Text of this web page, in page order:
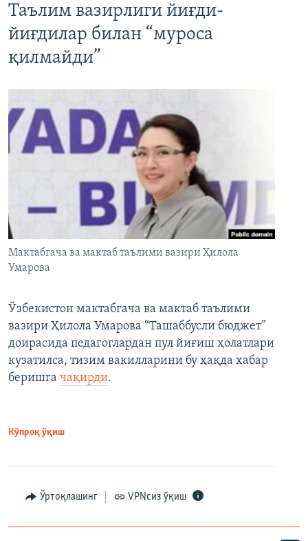
Таълим вазирлиги йиғди-
йиғдилар билан “муроса
қилмайди”
Мактабгача ва мактаб таълими вазири Ҳилола
Умарова
Ўзбекистон мактабгача ва мактаб таълими
вазири Ҳилола Умарова “Ташаббусли бюджет”
доирасида педагоглардан пул йиғиш ҳолатлари
кузатилса, тизим вакилларини бу ҳақда хабар
беришга чақирди.
Кўпроқ ўқиш
Ўртоқлашинг VPNсиз ўқиш